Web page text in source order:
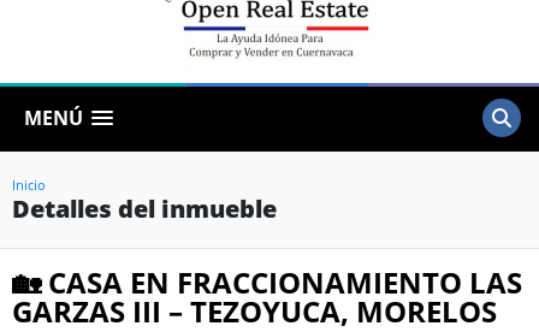
MENÚ
Inicio
Detalles del inmueble
🏡 CASA EN FRACCIONAMIENTO LAS
GARZAS III – TEZOYUCA, MORELOS